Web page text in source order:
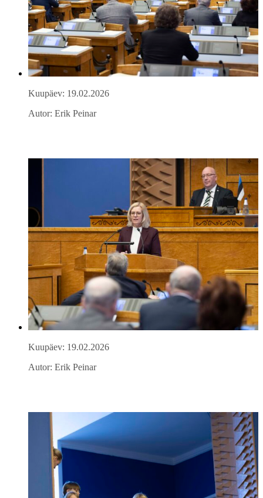
Kuupäev: 19.02.2026
Autor: Erik Peinar
Kuupäev: 19.02.2026
Autor: Erik Peinar